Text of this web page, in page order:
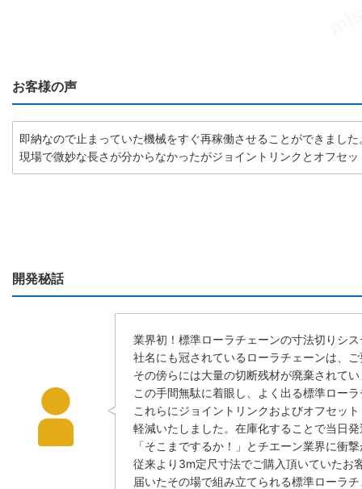
お客様の声
即納なので止まっていた機械をすぐ再稼働させることができました
現場で微妙な長さが分からなかったがジョイントリンクとオフセ
開発秘話
業界初！標準ローラチェーンの寸法切りシ
社名にも冠されているローラチェーンは、
その傍らには大量の切断残材が廃棄されて
この手間無駄に着眼し、よく出る標準ロー
これらにジョイントリンクおよびオフセッ
軽減いたしました。在庫化することで当日
「そこまでするか！」とチエーン業界に衝
従来より3m定尺寸法でご購入頂いていたお
届いたその場で組み立てられる標準ローラ